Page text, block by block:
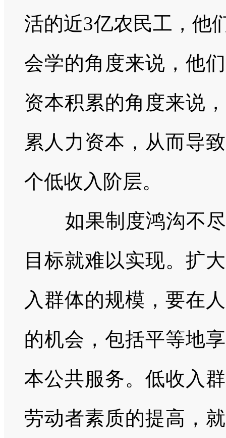
活的近3亿农民工，他
会学的角度来说，他
资本积累的角度来说
累人力资本，从而导
个低收入阶层。
如果制度鸿沟不尽
目标就难以实现。扩
入群体的规模，要在
的机会，包括平等地
本公共服务。低收入
劳动者素质的提高，